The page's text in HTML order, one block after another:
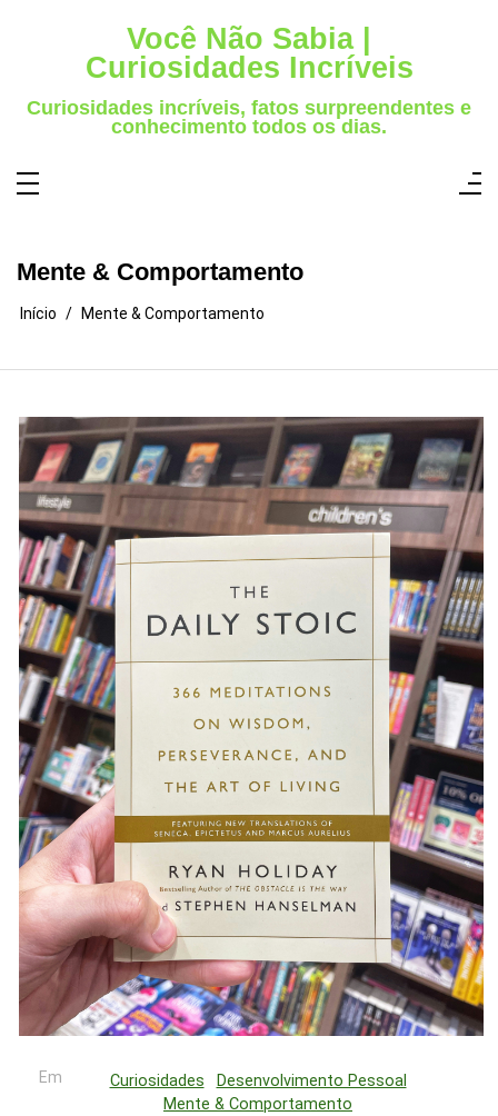
Você Não Sabia |
Curiosidades Incríveis
Curiosidades incríveis, fatos surpreendentes e
conhecimento todos os dias.
Mente & Comportamento
Início Mente & Comportamento
Em Curiosidades
Desenvolvimento Pessoal
Mente & Comportamento